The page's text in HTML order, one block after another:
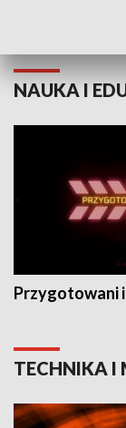
NAUKA I
Przygotowani
TECHNIKA I